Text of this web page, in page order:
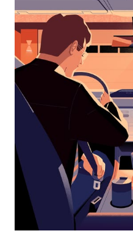
ouvrir
le
calendrier
sélectionner
une
date.
Appuyez
sur
touche
pour
fermer
le
calendrier.